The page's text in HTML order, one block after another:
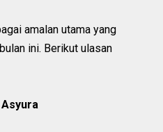
amalan utama yang
ini. Berikut ulasan
Asyura